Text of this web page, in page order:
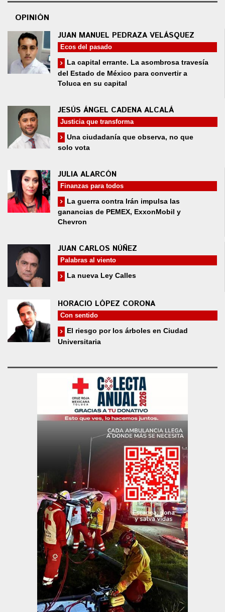
OPINIÓN
JUAN MANUEL PEDRAZA VELÁSQUEZ
Ecos del pasado
La capital errante. La asombrosa travesía
del Estado de México para convertir a
Toluca en su capital
JESÚS ÁNGEL CADENA ALCALÁ
Justicia que transforma
Una ciudadanía que observa, no que
solo vota
JULIA ALARCÓN
Finanzas para todos
La guerra contra Irán impulsa las
ganancias de PEMEX, ExxonMobil y
Chevron
JUAN CARLOS NÚÑEZ
Palabras al viento
La nueva Ley Calles
HORACIO LÓPEZ CORONA
Con sentido
El riesgo por los árboles en Ciudad
Universitaria